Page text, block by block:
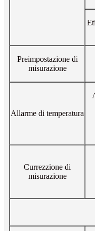
Preimpostazione di
misurazione
Allarme di temperatura
Currezzione di
misurazione